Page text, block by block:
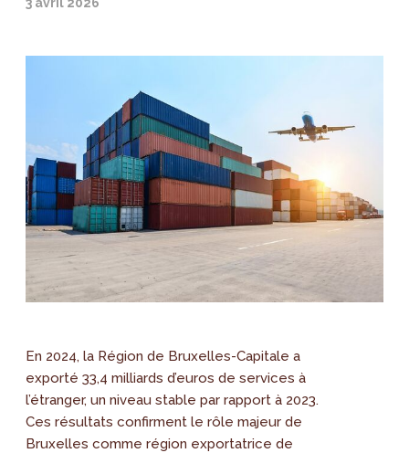
3 avril 2026
En 2024, la Région de Bruxelles-Capitale a
exporté 33,4 milliards d’euros de services à
l’étranger, un niveau stable par rapport à 2023.
Ces résultats confirment le rôle majeur de
Bruxelles comme région exportatrice de